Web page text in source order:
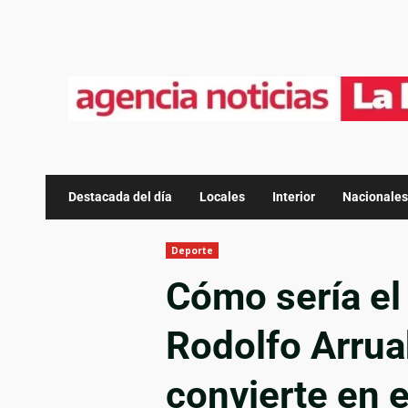
Destacada del día Locales Interior Nacionales
Deporte
Cómo sería
Rodolfo
convierte en